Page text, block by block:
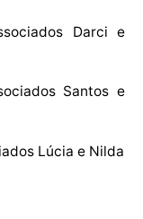
Darci e
Santos e
Lúcia e Nilda